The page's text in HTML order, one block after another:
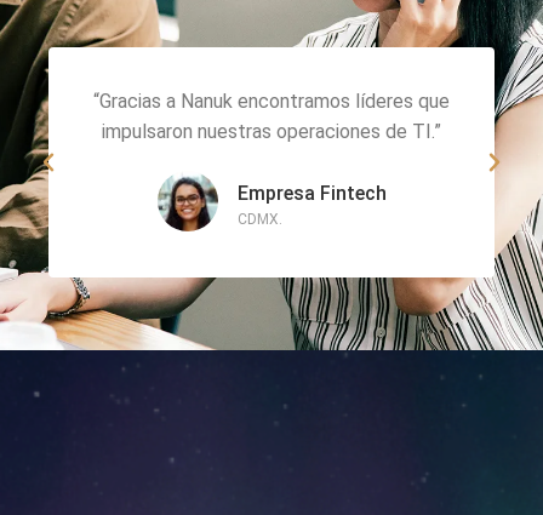
“Superaron nuestras expectativas con su
agilidad y profesionalismo.”
Institución financiera
Monterrey.